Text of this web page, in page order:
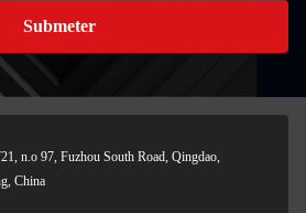
Submeter
n.o 97, Fuzhou South Road, Qingdao,
China